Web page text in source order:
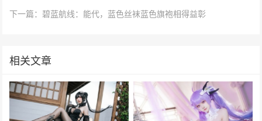
下一篇：碧蓝航线：能代，蓝色丝袜蓝色旗袍相得益彰
相关文章